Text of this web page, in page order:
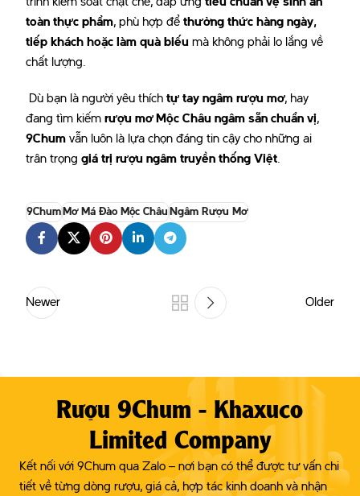
trình kiểm soát chặt chẽ, đáp ứng tiêu chuẩn vệ sinh an
toàn thực phẩm, phù hợp để thưởng thức hàng ngày,
tiếp khách hoặc làm quà biếu mà không phải lo lắng về
chất lượng.
Dù bạn là người yêu thích tự tay ngâm rượu mơ, hay
đang tìm kiếm rượu mơ Mộc Châu ngâm sẵn chuẩn vị,
9Chum vẫn luôn là lựa chọn đáng tin cậy cho những ai
trân trọng giá trị rượu ngâm truyền thống Việt.
9Chum Mơ Má Đào Mộc Châu Ngâm Rượu Mơ
Newer Older
Rượu 9Chum - Khaxuco
Limited Company
Kết nối với 9Chum qua Zalo – nơi bạn có thể được tư vấn chi
tiết về từng dòng rượu, giá cả, hợp tác kinh doanh và nhận